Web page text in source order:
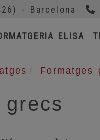
- Barcelona
ELISA
Formatges
grecs